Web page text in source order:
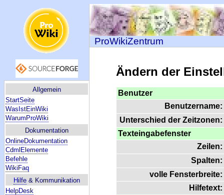
Allgemein
StartSeite
WasIstEinWiki
WarumProWiki
Dokumentation
OnlineDokumentation
CdmlElemente
Befehle
WikiFaq
Hilfe & Kommunikation
HelpDesk
ProWikiZentrum
Ändern der
Benutzer
Benutzername:
Unterschied der Zeitzonen:
Texteingabefenster
Zeilen:
Spalten:
volle Fensterbreite:
Hilfetext: